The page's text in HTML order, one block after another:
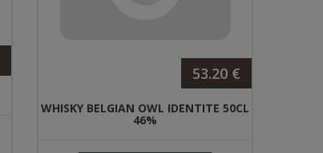
53.20 €
WHISKY BELGIAN OWL IDENTITE 50CL
46%